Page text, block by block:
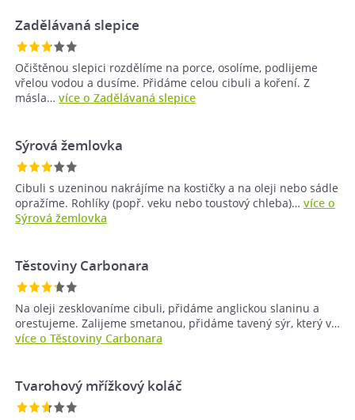
Zadělávaná slepice
Očištěnou slepici rozdělíme na porce, osolíme, podlijeme
vřelou vodou a dusíme. Přidáme celou cibuli a koření. Z
másla… více o Zadělávaná slepice
Sýrová žemlovka
Cibuli s uzeninou nakrájíme na kostičky a na oleji nebo sádle
opražíme. Rohlíky (popř. veku nebo toustový chleba)… více o
Sýrová žemlovka
Těstoviny Carbonara
Na oleji zesklovaníme cibuli, přidáme anglickou slaninu a
orestujeme. Zalijeme smetanou, přidáme tavený sýr, který v…
více o Těstoviny Carbonara
Tvarohový mřížkový koláč